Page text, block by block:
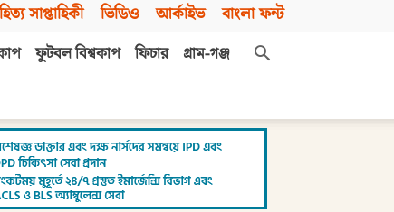
সাপ্তাহিকী ভিডিও আর্কাইভ বাংলা ফন্ট
ফুটবল বিশ্বকাপ ফিচার
গ্রাম-গঞ্জ